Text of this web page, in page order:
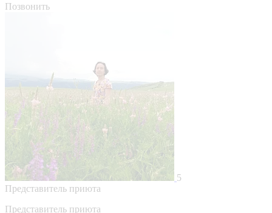
Позвонить
5
Представитель приюта
Представитель приюта